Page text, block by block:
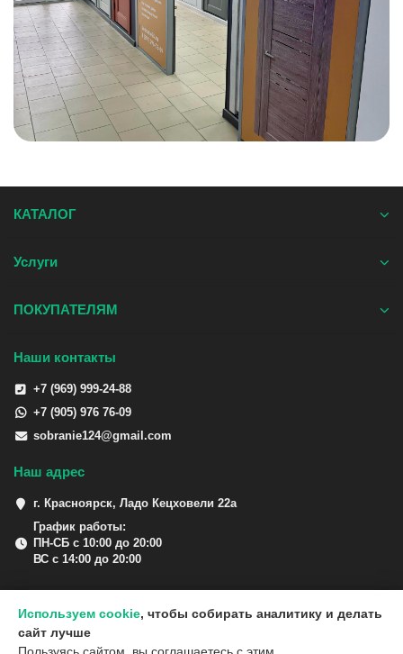
КАТАЛОГ
Услуги
ПОКУПАТЕЛЯМ
Наши контакты
+7 (969) 999-24-88
+7 (905) 976 76-09
sobranie124@gmail.com
Наш адрес
г. Красноярск, Ладо Кецховели 22а
График работы:
ПН-СБ с 10:00 до 20:00
ВС с 14:00 до 20:00
Используем cookie, чтобы собирать аналитику и делать
сайт лучше